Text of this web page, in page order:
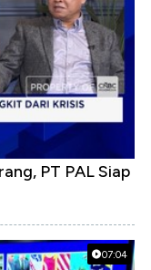
PT PAL Siap
07:04